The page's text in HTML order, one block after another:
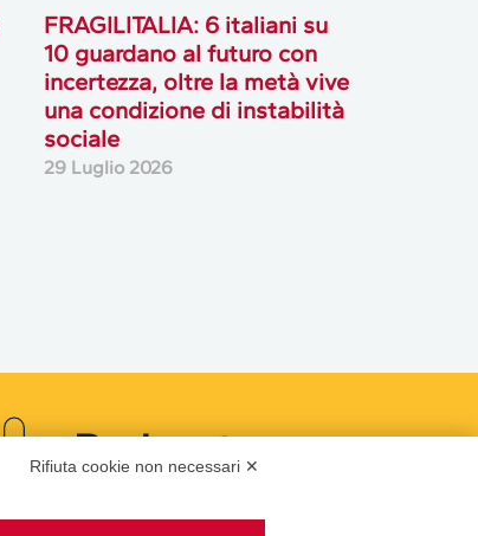
FRAGILITALIA: 6 italiani su
10 guardano al futuro con
incertezza, oltre la metà vive
una condizione di instabilità
sociale
29 Luglio 2026
Podcast
Rifiuta cookie non necessari ✕